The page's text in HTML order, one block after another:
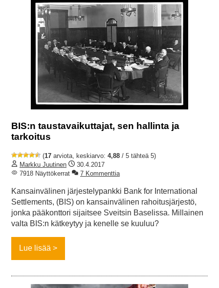
BIS:n taustavaikuttajat, sen hallinta ja
tarkoitus
(17 arviota, keskiarvo: 4,88 / 5 tähteä 5)
Markku Juutinen
30.4.2017
7918 Näyttökerrat
7 Kommenttia
Kansainvälinen järjestelypankki Bank for International
Settlements, (BIS) on kansainvälinen rahoitusjärjestö,
jonka pääkonttori sijaitsee Sveitsin Baselissa. Millainen
valta BIS:n kätkeytyy ja kenelle se kuuluu?
Lue lisää